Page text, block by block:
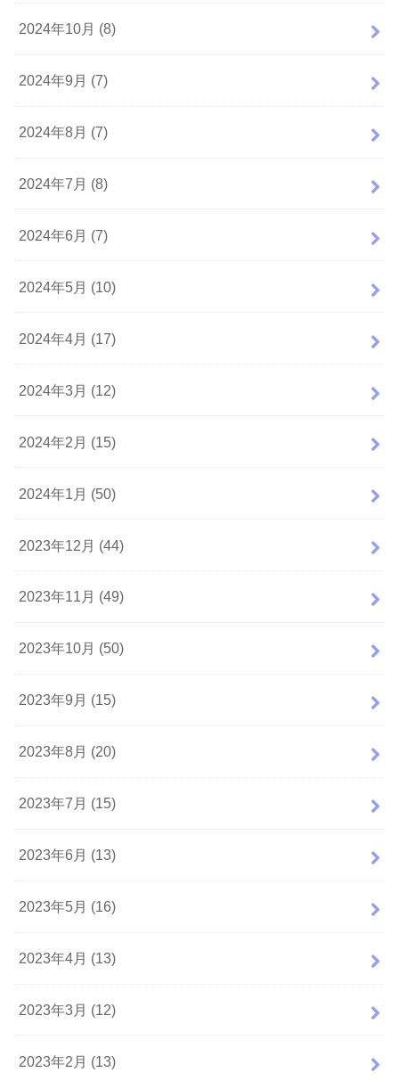
2024年10月 (8)
2024年9月 (7)
2024年8月 (7)
2024年7月 (8)
2024年6月 (7)
2024年5月 (10)
2024年4月 (17)
2024年3月 (12)
2024年2月 (15)
2024年1月 (50)
2023年12月 (44)
2023年11月 (49)
2023年10月 (50)
2023年9月 (15)
2023年8月 (20)
2023年7月 (15)
2023年6月 (13)
2023年5月 (16)
2023年4月 (13)
2023年3月 (12)
2023年2月 (13)